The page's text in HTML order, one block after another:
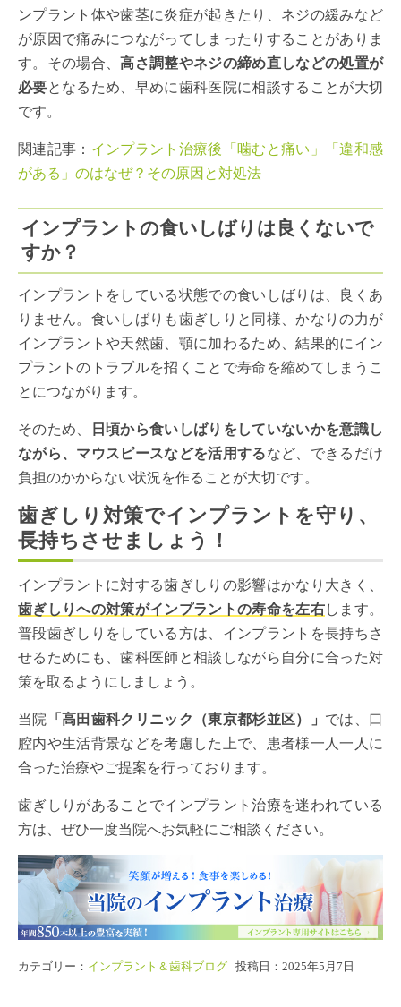
ンプラント体や歯茎に炎症が起きたり、ネジの緩みなど
が原因で痛みにつながってしまったりすることがありま
す。その場合、高さ調整やネジの締め直しなどの処置が
必要となるため、早めに歯科医院に相談することが大切
です。
関連記事： インプラント治療後「噛むと痛い」「違和感
がある」のはなぜ？その原因と対処法
インプラントの食いしばりは良くないで
すか？
インプラントをしている状態での食いしばりは、良くあ
りません。食いしばりも歯ぎしりと同様、かなりの力が
インプラントや天然歯、顎に加わるため、結果的にイン
プラントのトラブルを招くことで寿命を縮めてしまうこ
とにつながります。
そのため、
日頃から食いしばりをしていないかを意識し
ながら、マウスピースなどを活用するなど、できるだけ
負担のかからない状況を作ることが大切です。
歯ぎしり対策でインプラントを守り、
長持ちさせましょう！
インプラントに対する歯ぎしりの影響はかなり大きく、
歯ぎしりへの対策がインプラントの寿命を左右します。
普段歯ぎしりをしている方は、インプラントを長持ちさ
せるためにも、歯科医師と相談しながら自分に合った対
策を取るようにしましょう。
当院 「高田歯科クリニック（東京都杉並区）」 では、口
腔内や生活背景などを考慮した上で、患者様一人一人に
合った治療やご提案を行っております。
歯ぎしりがあることでインプラント治療を迷われている
方は、ぜひ一度当院へお気軽にご相談ください。
カテゴリー： インプラント＆歯科ブログ 投稿日：2025年5月7日